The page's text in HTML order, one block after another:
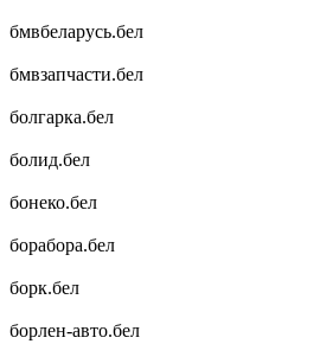
бмвбеларусь.бел
бмвзапчасти.бел
болгарка.бел
болид.бел
бонеко.бел
борабора.бел
борк.бел
борлен-авто.бел